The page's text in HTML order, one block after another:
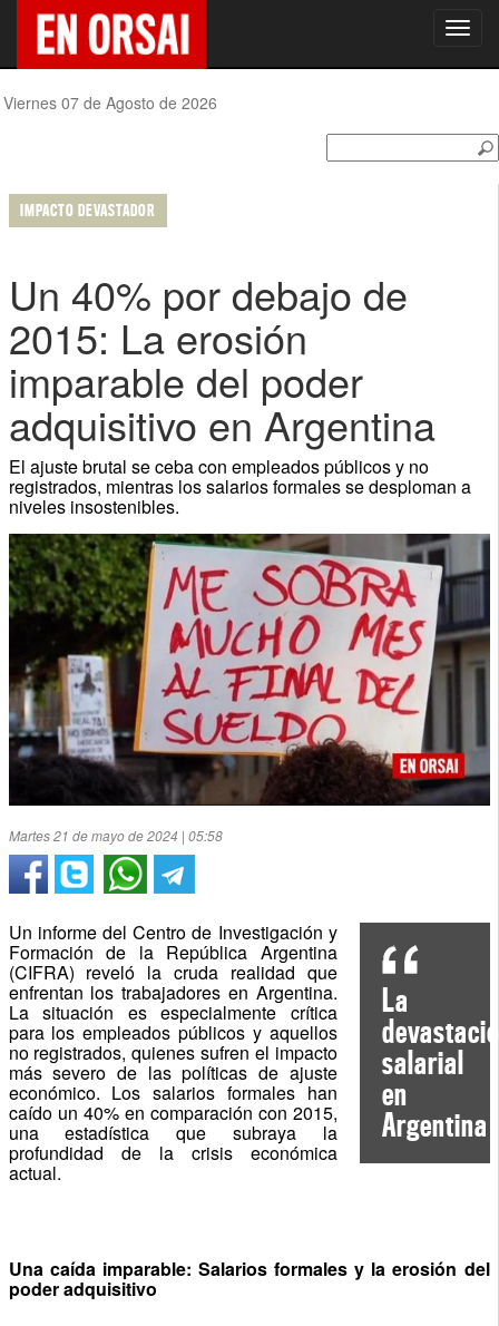
Viernes 07 de Agosto de 2026
IMPACTO DEVASTADOR
Un 40% por debajo de
2015: La erosión
imparable del poder
adquisitivo en Argentina
El ajuste brutal se ceba con empleados públicos y no
registrados, mientras los salarios formales se desploman a
niveles insostenibles.
Martes 21 de mayo de 2024 | 05:58
La
salarial
en
Argentina
Un informe del Centro de Investigación y
Formación de la República Argentina
(CIFRA) reveló la cruda realidad que
enfrentan los trabajadores en Argentina.
La situación es especialmente crítica
para los empleados públicos y aquellos
no registrados, quienes sufren el impacto
más severo de las políticas de ajuste
económico. Los salarios formales han
caído un 40% en comparación con 2015,
una estadística que subraya la
profundidad de la crisis económica
actual.
Una caída imparable: Salarios formales y la erosión del
poder adquisitivo